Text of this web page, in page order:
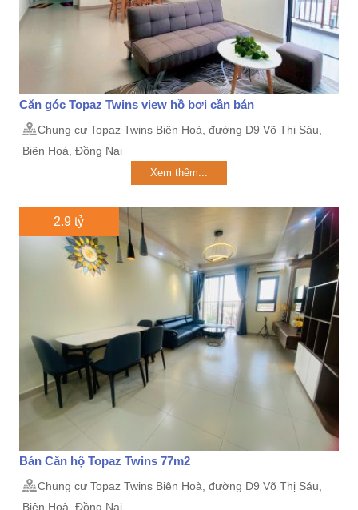
Căn góc Topaz Twins view hồ bơi cần bán
Chung cư Topaz Twins Biên Hoà, đường D9 Võ Thị Sáu,
Biên Hoà, Đồng Nai
Xem thêm...
2.9 tỷ
Bán Căn hộ Topaz Twins 77m2
Chung cư Topaz Twins Biên Hoà, đường D9 Võ Thị Sáu,
Biên Hoà, Đồng Nai